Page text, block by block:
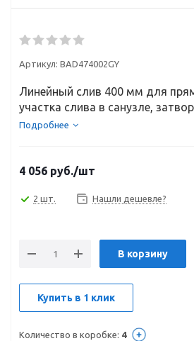
Артикул: BAD474002GY
Линейный слив 400 мм для
участка слива в санузле,
Подробнее
4 056 руб./шт
2 шт. Нашли дешевле?
В корзину
Купить в 1 клик
Количество в коробке: 4